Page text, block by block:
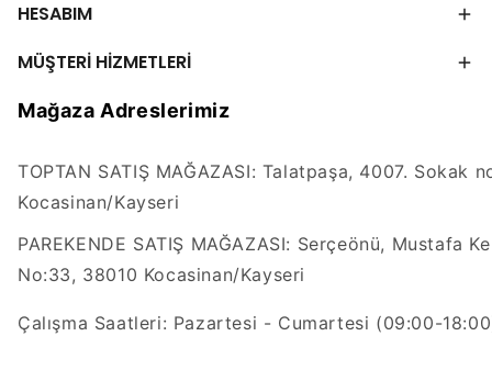
HESABIM
MÜŞTERİ HİZMETLERİ
Mağaza Adreslerimiz
TOPTAN SATIŞ MAĞAZASI: Talatpaşa, 4007. Sokak
Kocasinan/Kayseri
PAREKENDE SATIŞ MAĞAZASI: Serçeönü, Mustafa
No:33, 38010 Kocasinan/Kayseri
Çalışma Saatleri: Pazartesi - Cumartesi (09:00-